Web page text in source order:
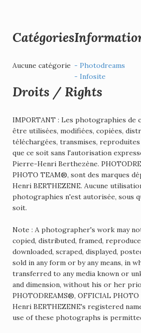
Catégories
Aucune catégorie - Photodreams
- Infosite
Droits / Rights
IMPORTANT : Les photographies de
être utilisées, modifiées, copiées,
téléchargées, transmises,
que ce soit sans l'autorisation
Pierre-Henri Berthezène.
PHOTO TEAM®, sont des marques
Henri BERTHEZENE. Aucune
photographies n'est autorisée, sous
soit.
Note : A photographer's work may
copied, distributed, framed,
downloaded, scraped, displayed,
sold in any form or by any means, in
transferred to any media known or
and dimension, without his or her
PHOTODREAMS®, OFFICIAL
Henri BERTHEZENE's registered
use of these photographs is